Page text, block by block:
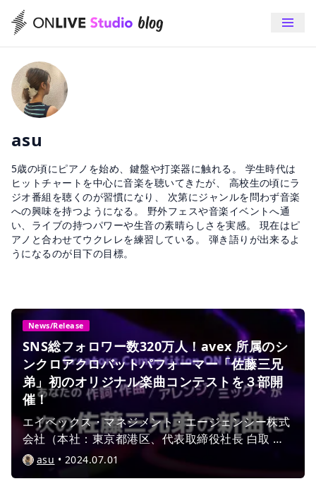
asu
5歳の頃にピアノを始め、鍵盤や打楽器に触れる。 学生時代は
ヒットチャートを中心に音楽を聴いてきたが、 高校生の頃にラ
ジオ番組を聴くのが習慣になり、 次第にジャンルを問わず音楽
への興味を持つようになる。 野外フェスや音楽イベントへ通
い、ライブの持つパワーや生音の素晴らしさを実感。 現在はピ
アノと合わせてウクレレを練習している。 弾き語りが出来るよ
うになるのが目下の目標。
News/Release
SNS総フォロワー数320万人！avex 所属のシ
ンクロアクロバットパフォーマー「佐藤三兄
弟」初のオリジナル楽曲コンテストを３部開
催！
エイベックス・マネジメント・エージェンシー株式
会社（本社：東京都港区、代表取締役社長 白取 輝
知、以下 avex） 所属のシンクロアクロバットパフ
asu • 2024.07.01